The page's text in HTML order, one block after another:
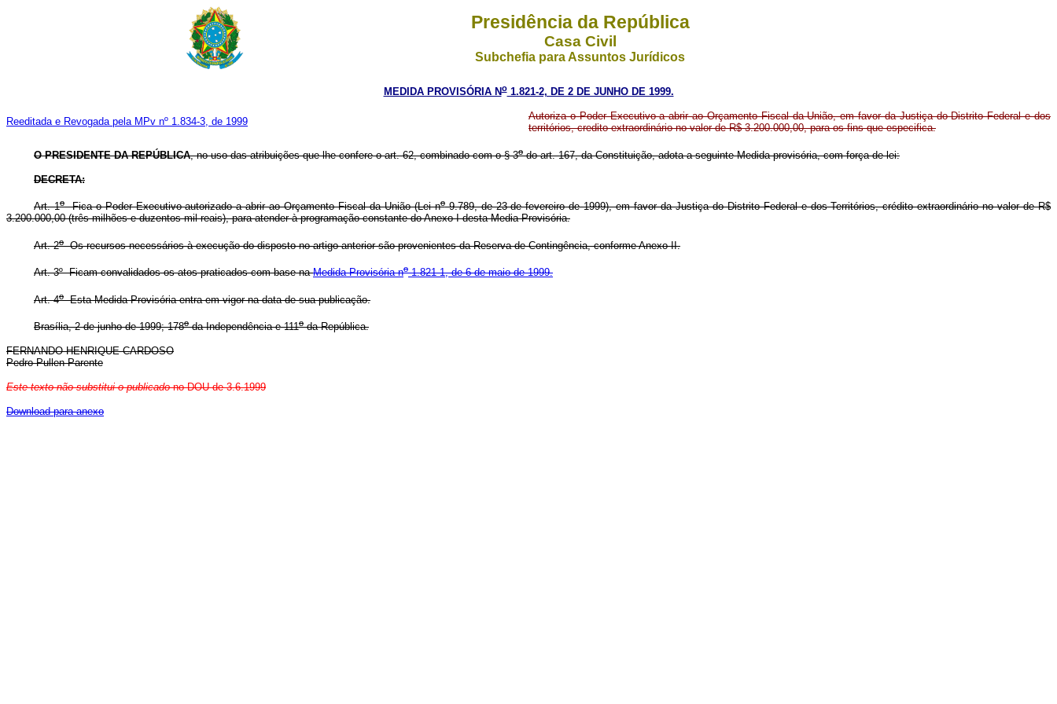
Presidência da República
Casa Civil
Subchefia para Assuntos Jurídicos
MEDIDA PROVISÓRIA No1.821-2, DE 2 DE JUNHO DE 1999.
Reeditada e Revogada pela MPv nº 1.834-3, de 1999
Autoriza o Poder Executivo a abrir ao Orçamento Fiscal da União, em favor da Justiça do Distrito Federal e dos
territórios, credito extraordinário no valor de R$ 3.200.000,00, para os fins que especifica.
O PRESIDENTE DA REPÚBLICA, no uso das atribuições que lhe confere o art. 62, combinado com o § 3odo art. 167, da Constituição, adota a seguinte Medida provisória, com força de lei:
DECRETA:
Art. 1oFica o Poder Executivo autorizado a abrir ao Orçamento Fiscal da União (Lei no9.789, de 23 de fevereiro de 1999), em favor da Justiça do Distrito Federal e dos Territórios, crédito extraordinário no valor de R$
3.200.000,00 (três milhões e duzentos mil reais), para atender à programação constante do Anexo I desta Media Provisória.
Art. 2oOs recursos necessários à execução do disposto no artigo anterior são provenientes da Reserva de Contingência, conforme Anexo II.
Art. 3º Ficam convalidados os atos praticados com base naMedida Provisória no1.821-1, de 6 de maio de 1999.
Art. 4oEsta Medida Provisória entra em vigor na data de sua publicação.
Brasília, 2 de junho de 1999; 178oda Independência e 111oda República.
FERNANDO HENRIQUE CARDOSO
Pedro Pullen Parente
Este texto não substitui o publicadono DOU de 3.6.1999
Download para anexo